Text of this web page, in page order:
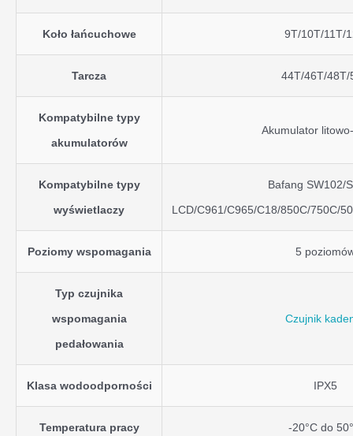
Koło łańcuchowe 9T/10T/11T/
Tarcza 44T/46T/48T/
Kompatybilne typy
akumulatorów
Akumulator
Kompatybilne typy
wyświetlaczy
Bafang SW102/
LCD/C961/C965/C18/850C/750C/
Poziomy wspomagania 5
Typ czujnika
wspomagania
pedałowania
Czujnik
Klasa wodoodporności IPX5
Temperatura pracy -20°C do